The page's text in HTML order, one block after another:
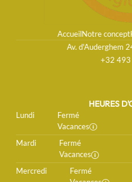
AccueilNotre concept
Av. d'Auderghem
+32
HEURES
Lundi Fermé
Vacances
Mardi Fermé
Vacances
Mercredi Fermé